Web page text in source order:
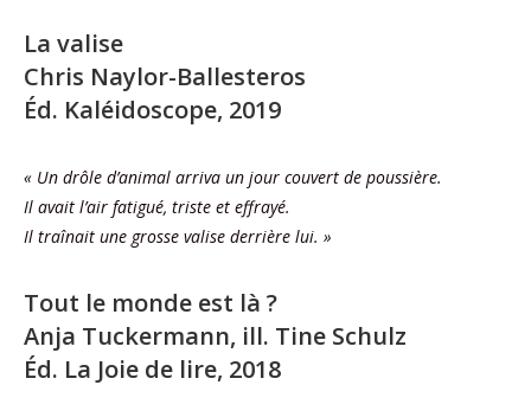
La valise
Chris Naylor-Ballesteros
Éd. Kaléidoscope, 2019
« Un drôle d’animal arriva un jour couvert de poussière.
Il avait l’air fatigué, triste et effrayé.
Il traînait une grosse valise derrière lui. »
Tout le monde est là ?
Anja Tuckermann, ill. Tine Schulz
Éd. La Joie de lire, 2018